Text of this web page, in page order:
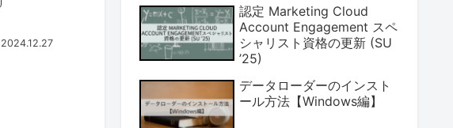
2024.12.27
認定 Marketing Cloud
Account Engagement スペ
シャリスト資格の更新 (SU
’25)
データローダーのインスト
ール方法【Windows編】